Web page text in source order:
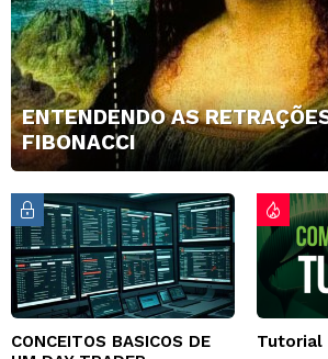
ENTENDENDO AS
FIBONACCI
CONCEITOS BASICOS DE
Tutorial